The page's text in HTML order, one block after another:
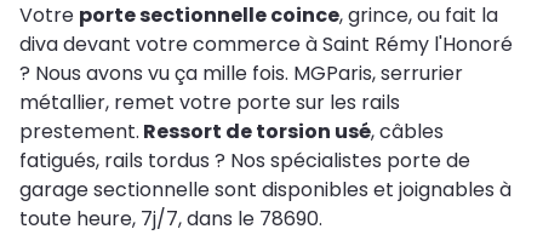
Votre porte sectionnelle coince, grince, ou fait la
diva devant votre commerce à Saint Rémy l'Honoré
? Nous avons vu ça mille fois. MGParis, serrurier
métallier, remet votre porte sur les rails
prestement. Ressort de torsion usé, câbles
fatigués, rails tordus ? Nos spécialistes porte de
garage sectionnelle sont disponibles et joignables à
toute heure, 7j/7, dans le 78690.